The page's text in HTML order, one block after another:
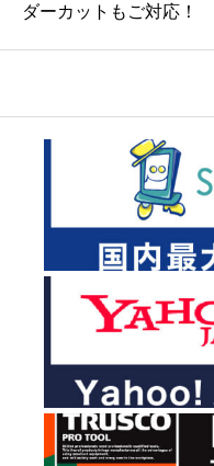
ダーカットもご対応！